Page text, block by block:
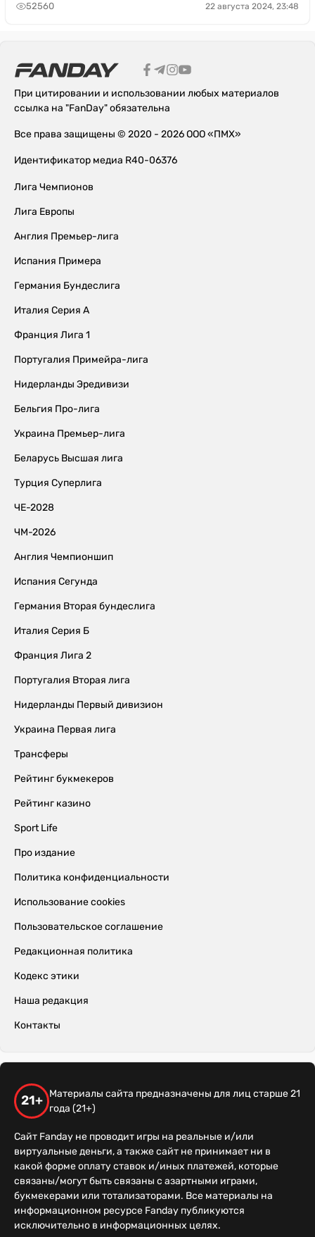
52560 22 августа 2024, 23:48
При цитировании и использовании любых материалов
ссылка на "FanDay" обязательна
Все права защищены © 2020 - 2026 ООО «ПМХ»
Идентификатор медиа R40-06376
Лига Чемпионов
Лига Европы
Англия Премьер-лига
Испания Примера
Германия Бундеслига
Италия Серия А
Франция Лига 1
Португалия Примейра-лига
Нидерланды Эредивизи
Бельгия Про-лига
Украина Премьер-лига
Беларусь Высшая лига
Турция Суперлига
ЧЕ-2028
ЧМ-2026
Англия Чемпионшип
Испания Сегунда
Германия Вторая бундеслига
Италия Серия Б
Франция Лига 2
Португалия Вторая лига
Нидерланды Первый дивизион
Украина Первая лига
Трансферы
Рейтинг букмекеров
Рейтинг казино
Sport Life
Про издание
Политика конфиденциальности
Использование cookies
Пользовательское соглашение
Редакционная политика
Кодекс этики
Наша редакция
Контакты
21+
Материалы сайта предназначены для лиц старше 21
года (21+)
Сайт Fanday не проводит игры на реальные и/или
виртуальные деньги, а также сайт не принимает ни в
какой форме оплату ставок и/иных платежей, которые
связаны/могут быть связаны с азартными играми,
букмекерами или тотализаторами. Все материалы на
информационном ресурсе Fanday публикуются
исключительно в информационных целях.